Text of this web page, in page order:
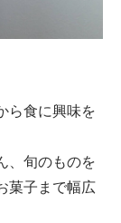
ら食に興味を
、旬のものを
菓子まで幅広